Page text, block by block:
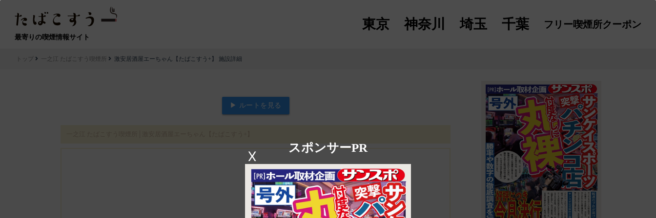
最寄りの喫煙情報サイト
東京 神奈川 埼玉 千葉 フリー喫煙所クーポン
スポンサーPR
X
トップ 一之江 たばこすう喫煙所 激安居酒屋エーちゃん【たばこすう+】 施設詳細
▶ ルートを見る